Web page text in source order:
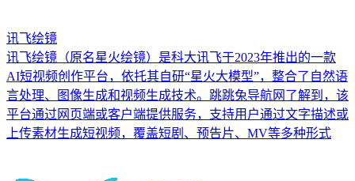
讯飞绘镜
讯飞绘镜（原名星火绘镜）是科大讯飞于2023年推出的一款
AI短视频创作平台，依托其自研“星火大模型”，整合了自然语
言处理、图像生成和视频生成技术。跳跳兔导航网了解到，该
平台通过网页端或客户端提供服务，支持用户通过文字描述或
上传素材生成短视频，覆盖短剧、预告片、MV等多种形式